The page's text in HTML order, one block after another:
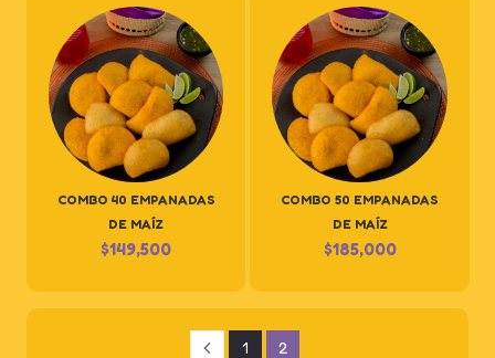
COMBO 40 EMPANADAS
DE MAÍZ
$149,500
COMBO 50 EMPANADAS
DE MAÍZ
$185,000
1 2